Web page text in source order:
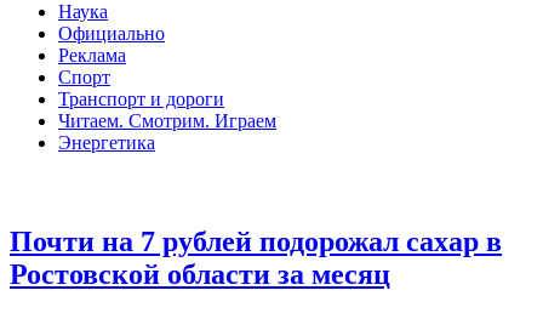
Наука
Официально
Реклама
Спорт
Транспорт и дороги
Читаем. Смотрим. Играем
Энергетика
Почти на 7 рублей подорожал сахар в
Ростовской области за месяц